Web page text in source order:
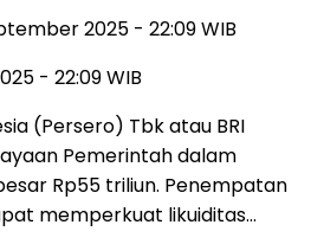
2025 - 22:09 WIB
- 22:09 WIB
(Persero) Tbk atau BRI
Pemerintah dalam
Rp55 triliun. Penempatan
memperkuat likuiditas…